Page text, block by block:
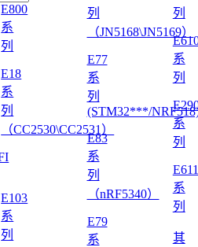
E800
系
列
E18
系
列
（CC2530\CC2531）
E103
系
列
列
（JN5168\JN5169）
E77
系
列
(STM32***/
E83
系
列
（nRF5340）
E79
系
列
系
列
系
列
E611
系
列
其